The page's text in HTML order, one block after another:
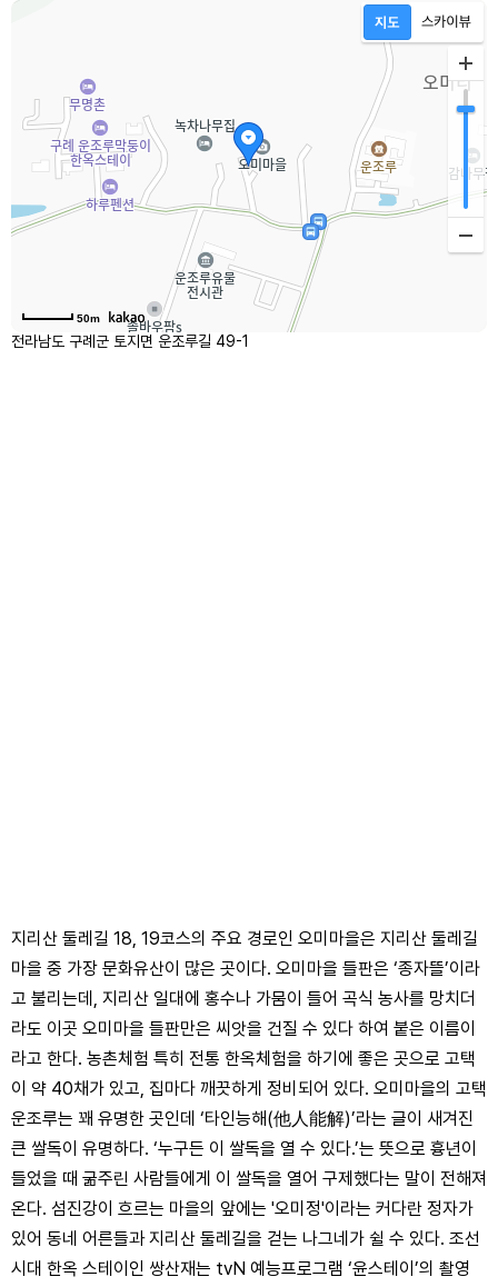
50m
전라남도 구례군 토지면 운조루길 49-1
지리산 둘레길 18, 19코스의 주요 경로인 오미마을은 지리산 둘레길
마을 중 가장 문화유산이 많은 곳이다. 오미마을 들판은 ‘종자뜰’이라
고 불리는데, 지리산 일대에 홍수나 가뭄이 들어 곡식 농사를 망치더
라도 이곳 오미마을 들판만은 씨앗을 건질 수 있다 하여 붙은 이름이
라고 한다. 농촌체험 특히 전통 한옥체험을 하기에 좋은 곳으로 고택
이 약 40채가 있고, 집마다 깨끗하게 정비되어 있다. 오미마을의 고택
운조루는 꽤 유명한 곳인데 ‘타인능해(他人能解)’라는 글이 새겨진
큰 쌀독이 유명하다. ‘누구든 이 쌀독을 열 수 있다.’는 뜻으로 흉년이
들었을 때 굶주린 사람들에게 이 쌀독을 열어 구제했다는 말이 전해져
온다. 섬진강이 흐르는 마을의 앞에는 '오미정'이라는 커다란 정자가
있어 동네 어른들과 지리산 둘레길을 걷는 나그네가 쉴 수 있다. 조선
시대 한옥 스테이인 쌍산재는 tvN 예능프로그램 ‘윤스테이’의 촬영